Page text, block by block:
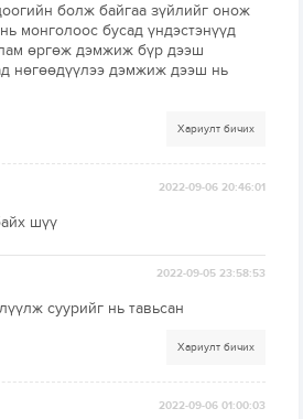
болж байгаа зүйлийг онож
монголоос бусад үндэстэнүүд
өргөж дэмжиж бүр дээш
нөгөөдүүлээ дэмжиж дээш нь
Хариулт бичих
2022-09-06 20:46:01
шүү
2022-09-05 23:58:53
суурийг нь тавьсан
Хариулт бичих
2022-09-06 01:00:03